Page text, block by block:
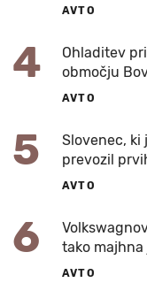
AVTO
4
Ohladitev
območju
AVTO
5
Slovenec, ki
prevozil
AVTO
6
tako
AVTO